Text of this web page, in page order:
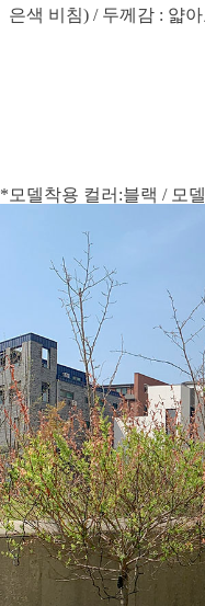
은색 비침) / 두께감 : 얇
*모델착용 컬러:블랙 / 모